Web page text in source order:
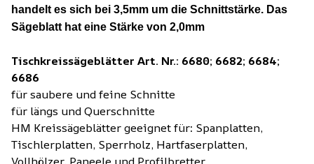
handelt es sich bei 3,5mm um die Schnittstärke. Das
Sägeblatt hat eine Stärke von 2,0mm
Tischkreissägeblätter Art. Nr.: 6680; 6682; 6684;
6686
für saubere und feine Schnitte
für längs und Querschnitte
HM Kreissägeblätter geeignet für: Spanplatten,
Tischlerplatten, Sperrholz, Hartfaserplatten,
Vollhölzer, Paneele und Profilbretter